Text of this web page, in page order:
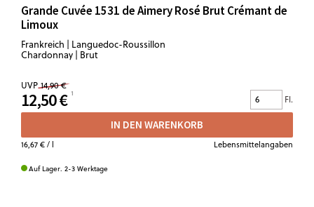
Grande Cuvée 1531 de Aimery Rosé Brut Crémant de
Limoux
Frankreich | Languedoc-Roussillon
Chardonnay | Brut
UVP 14,90 €
12,50 € Fl.
IN DEN WARENKORB
16,67 €/ l Lebensmittelangaben
Auf Lager. 2-3 Werktage